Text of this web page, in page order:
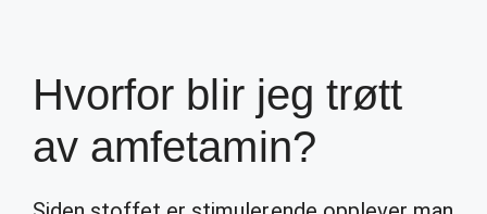
Hvorfor blir jeg trøtt
av amfetamin?